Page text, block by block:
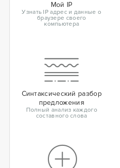
Мой IP
Узнать IP адрес и данные о
браузере своего
компьютера
Синтаксический разбор
предложения
Полный анализ каждого
составного слова